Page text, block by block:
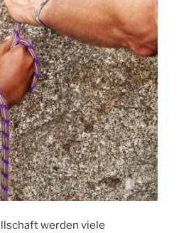
werden viele